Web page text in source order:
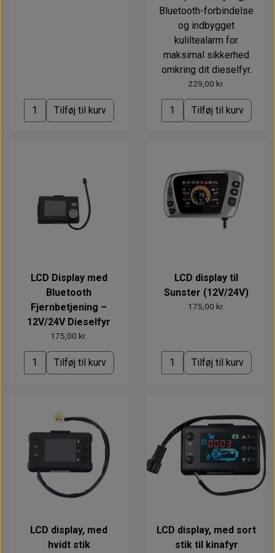
Tilføj til kurv
Bluetooth-forbindelse
og indbygget
kuliltealarm for
maksimal sikkerhed
omkring dit dieselfyr.
229,00 kr.
Tilføj til kurv
LCD Display med
Bluetooth
Fjernbetjening –
12V/24V Dieselfyr
175,00 kr.
Tilføj til kurv
LCD display til
Sunster (12V/24V)
175,00 kr.
Tilføj til kurv
LCD display, med
hvidt stik
LCD display, med sort
stik til kinafyr